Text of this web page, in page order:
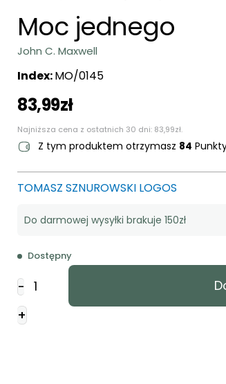
Moc jednego
John C. Maxwell
Index:MO/0145
83,99zł
Najniższa cena z ostatnich 30 dni: 83,99zł.
Z tym produktem otrzymasz 84
TOMASZ SZNUROWSKI LOGOS
Do darmowej wysyłki brakuje 150zł
Dostępny
- Moc
jednego
+